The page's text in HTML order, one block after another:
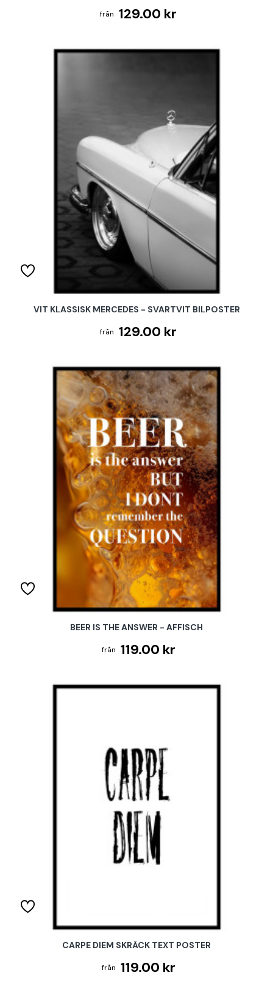
129.00 kr
VIT KLASSISK MERCEDES - SVARTVIT BILPOSTER
129.00 kr
BEER IS THE ANSWER - AFFISCH
119.00 kr
CARPE DIEM SKRÄCK TEXT POSTER
119.00 kr